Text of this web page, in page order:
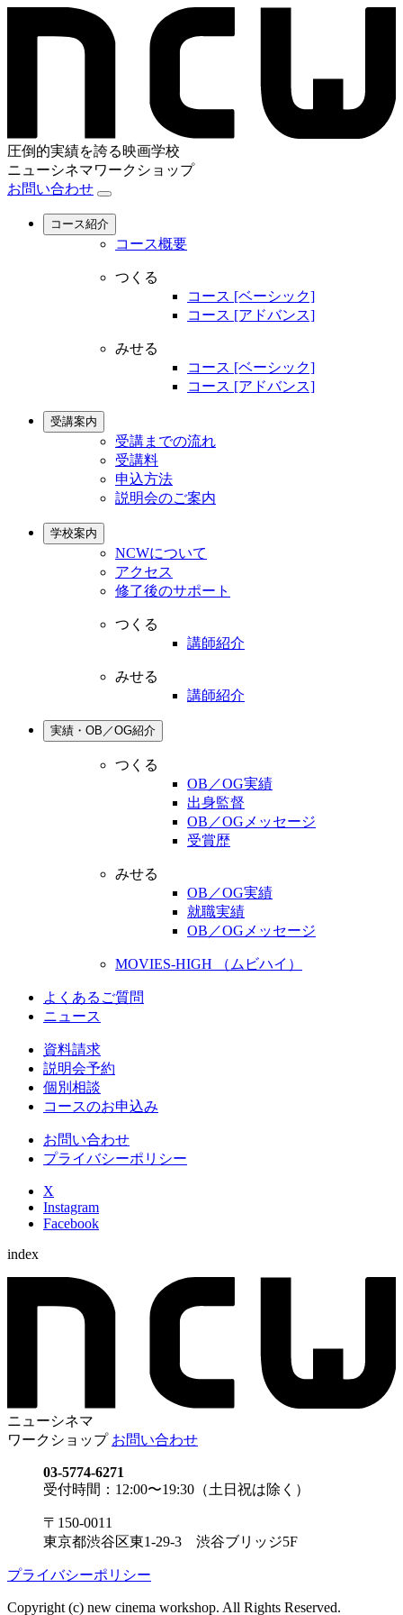
圧倒的実績を誇る映画学校
ニューシネマワークショップ
お問い合わせ
コース紹介
コース概要
つくる
コース [ベーシック]
コース [アドバンス]
みせる
コース [ベーシック]
コース [アドバンス]
受講案内
受講までの流れ
受講料
申込方法
説明会のご案内
学校案内
NCWについて
アクセス
修了後のサポート
つくる
講師紹介
みせる
講師紹介
実績・OB／OG紹介
つくる
OB／OG実績
出身監督
OB／OGメッセージ
受賞歴
みせる
OB／OG実績
就職実績
OB／OGメッセージ
MOVIES-HIGH （ムビハイ）
よくあるご質問
ニュース
資料請求
説明会予約
個別相談
コースのお申込み
お問い合わせ
プライバシーポリシー
X
Instagram
Facebook
index
ニューシネマ
ワークショップ お問い合わせ
03-5774-6271
受付時間：12:00〜19:30（土日祝は除く）
〒150-0011
東京都渋谷区東1-29-3 渋谷ブリッジ5F
プライバシーポリシー
Copyright (c) new cinema workshop. All Rights Reserved.